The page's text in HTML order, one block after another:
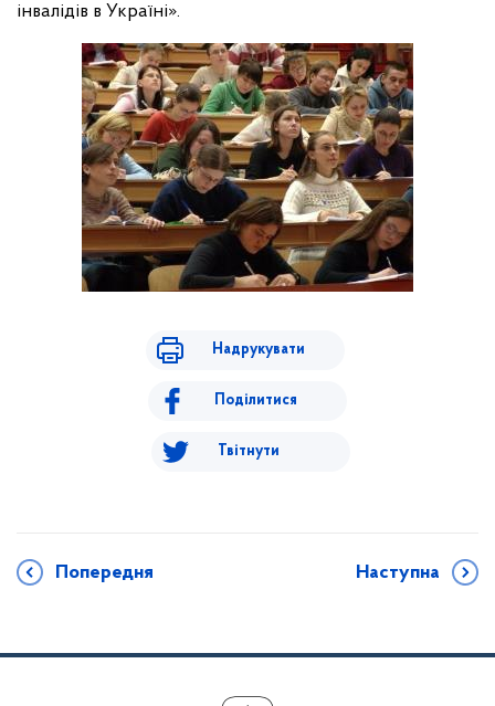
інвалідів в Україні».
Надрукувати
Поділитися
Твітнути
Попередня Наступна